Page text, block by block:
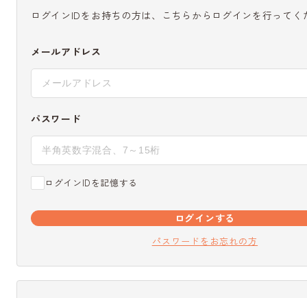
ログインIDをお持ちの方は、こちらからログインを行ってく
メールアドレス
パスワード
ログインIDを記憶する
ログインする
パスワードをお忘れの方